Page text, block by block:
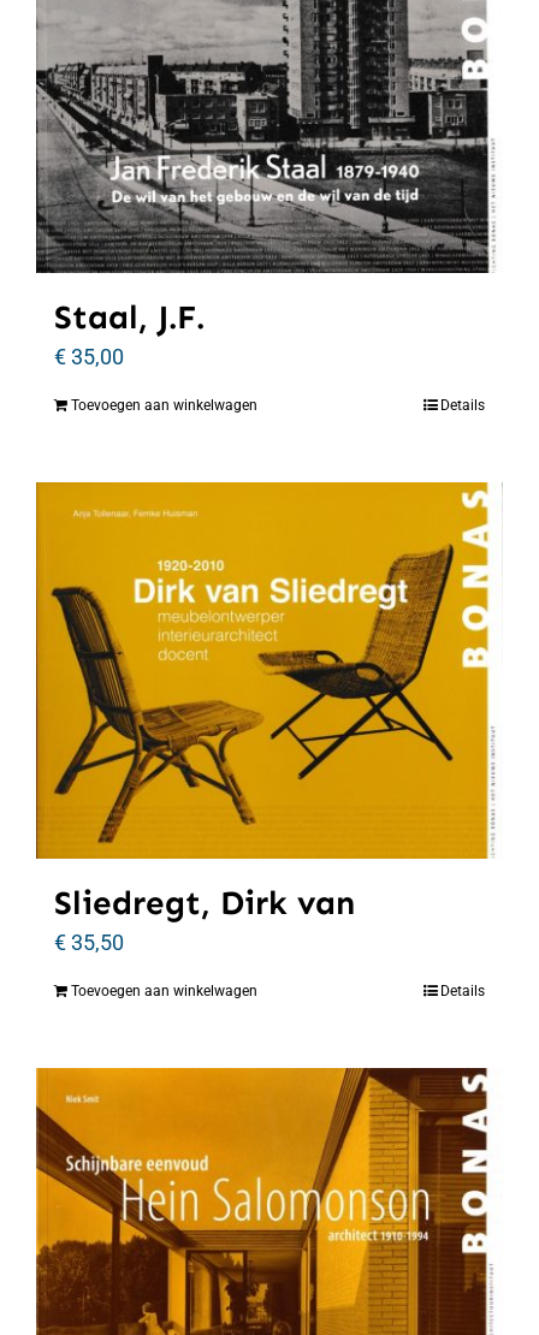
Staal, J.F.
€35,00
Toevoegen aan winkelwagen Details
Sliedregt, Dirk van
€35,50
Toevoegen aan winkelwagen Details